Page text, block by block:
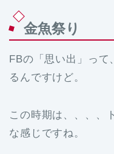
金魚祭り
FBの「思い出」って
るんですけど。
この時期は、、、、
な感じですね。